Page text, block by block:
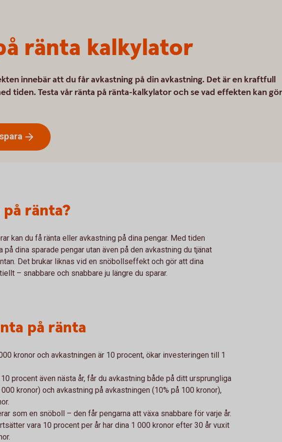
ränta kalkylator
innebär att du får avkastning på din avkastning. Det är en kraftfull
tiden. Testa vår ränta på ränta-kalkylator och se vad effekten kan
ränta?
kan du få ränta eller avkastning på dina pengar. Med tiden
på dina sparade pengar utan även på den avkastning du tjänat
Det brukar liknas vid en snöbollseffekt och gör att dina
– snabbare och snabbare ju längre du sparar.
på ränta
kronor och avkastningen är 10 procent, ökar investeringen till 1
procent även nästa år, får du avkastning både på ditt ursprungliga
kronor) och avkastning på avkastningen (10% på 100 kronor),
som en snöboll – den får pengarna att växa snabbare för varje år.
vara 10 procent per år har dina 1 000 kronor efter 30 år vuxit